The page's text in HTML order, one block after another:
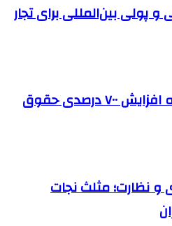
و پولی بین‌المللی برای تجار
اعتراض معدنکاران به افزایش ۷۰۰ درصدی حقوق
و نظارت؛ مثلث نجات